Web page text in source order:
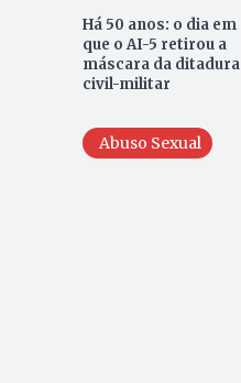
Há 50 anos: o dia em
que o AI-5 retirou a
máscara da ditadura
civil-militar
Abuso Sexual